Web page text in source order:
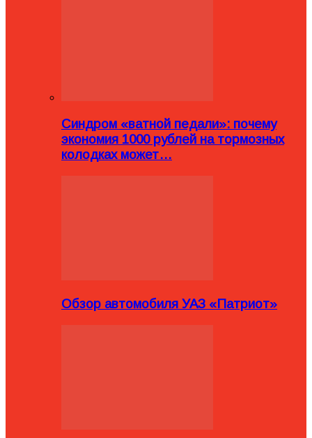
Синдром «ватной педали»: почему
экономия 1000 рублей на тормозных
колодках может…
Обзор автомобиля УАЗ «Патриот»